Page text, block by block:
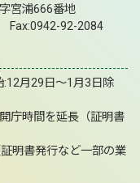
宮浦666番地
Fax:0942-92-2084
月29日～1月3日除
庁時間を延長（証明書
明書発行など一部の業